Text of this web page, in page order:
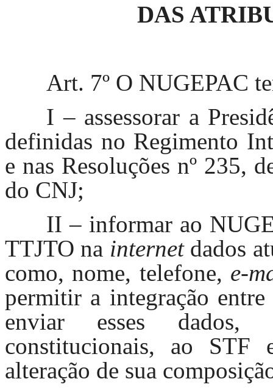
DAS
Art. 7º O NUGEPAC
I – assessorar a
definidas no Regimento
e nas Resoluções nº 235,
do CNJ;
II – informar ao
TTJTO na internetdados
como, nome, telefone, e-
permitir a integração
enviar esses dados,
constitucionais, ao STF
alteração de sua